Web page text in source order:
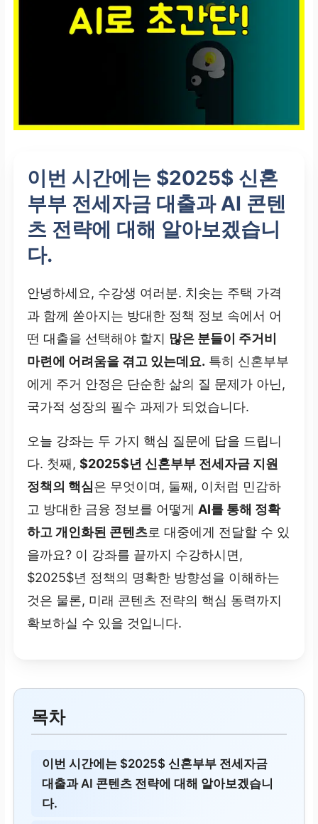
이번 시간에는 $2025$ 신혼
부부 전세자금 대출과 AI 콘텐
츠 전략에 대해 알아보겠습니
다.
안녕하세요, 수강생 여러분. 치솟는 주택 가격
과 함께 쏟아지는 방대한 정책 정보 속에서 어
떤 대출을 선택해야 할지 많은 분들이 주거비
마련에 어려움을 겪고 있는데요. 특히 신혼부부
에게 주거 안정은 단순한 삶의 질 문제가 아닌,
국가적 성장의 필수 과제가 되었습니다.
오늘 강좌는 두 가지 핵심 질문에 답을 드립니
다. 첫째,$2025$년 신혼부부 전세자금 지원
정책의 핵심은 무엇이며, 둘째, 이처럼 민감하
고 방대한 금융 정보를 어떻게 AI를 통해 정확
하고 개인화된 콘텐츠로 대중에게 전달할 수 있
을까요? 이 강좌를 끝까지 수강하시면,
$2025$년 정책의 명확한 방향성을 이해하는
것은 물론, 미래 콘텐츠 전략의 핵심 동력까지
확보하실 수 있을 것입니다.
목차
이번 시간에는 $2025$ 신혼부부 전세자금
대출과 AI 콘텐츠 전략에 대해 알아보겠습니
다.